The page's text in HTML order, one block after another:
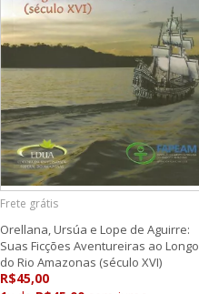
Frete grátis
Orellana, Ursúa e Lope de Aguirre:
Suas Ficções Aventureiras ao Longo
do Rio Amazonas (século XVI)
R$45,00